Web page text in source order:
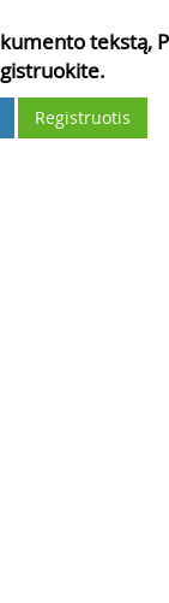
tekstą,
Registruotis